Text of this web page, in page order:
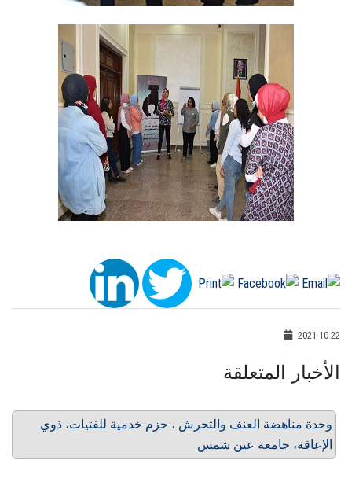
2021-10-22
الأخبار المتعلقة
وحدة مناهضة العنف والتحرش ، حزم خدمية للفتيات، ذوي
الإعاقة، جامعة عين شمس